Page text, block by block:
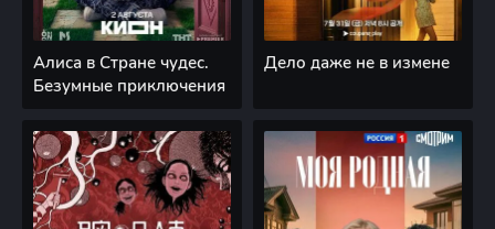
Алиса в Стране чудес.
Безумные приключения
Дело даже не в измене